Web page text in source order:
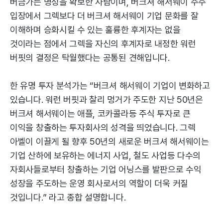
입장에서 그렉보다 더 버크셔 해서웨이 기업 문화를 잘
이해하며 승화시킬 수 있는 훌륭한 후계자는 없을
것이라는 점에서 그렉을 자신의 후계자로 내정한 워런
버핏의 결정은 탁월했다는 공통된 견해입니다.
한 유명 투자 분석가는 “버크셔 해서웨이 기업이 변화하고
있습니다. 워런 버핏과 찰리 멍거가 주도한 지난 50년은
버크셔 해서웨이는 애플, 코카콜라등 주식 투자로 큰
이익을 창출하는 투자회사의 성격을 띄었습니다. 그렉
아벨이 이끌게 될 향후 50년의 새로운 버크셔 해서웨이는
기업 산하에 보유하는 에너지 사업, 철도 사업등 다수의
자회사들로부터 창출하는 기업 어닝스를 발판으로 수익
성장을 주도하는 운영 회사로서의 역할이 더욱 커질
것입니다.” 라고 종합 설명합니다.